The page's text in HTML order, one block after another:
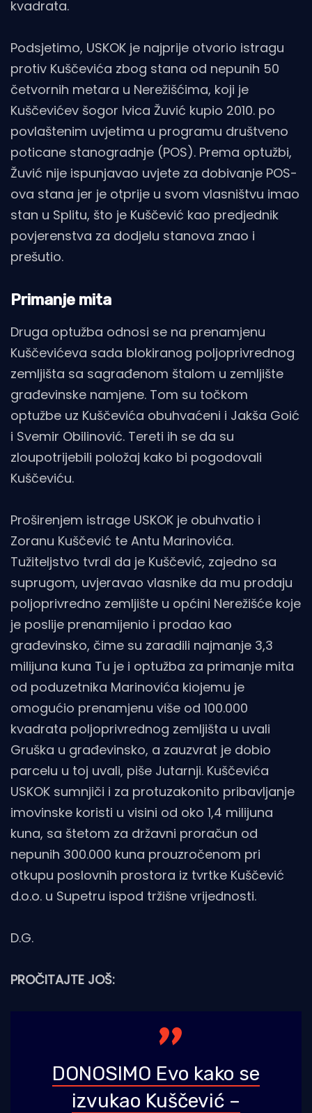
kvadrata.
Podsjetimo, USKOK je najprije otvorio istragu
protiv Kuščevića zbog stana od nepunih 50
četvornih metara u Nerežišćima, koji je
Kuščevićev šogor Ivica Žuvić kupio 2010. po
povlaštenim uvjetima u programu društveno
poticane stanogradnje (POS). Prema optužbi,
Žuvić nije ispunjavao uvjete za dobivanje POS-
ova stana jer je otprije u svom vlasništvu imao
stan u Splitu, što je Kuščević kao predjednik
povjerenstva za dodjelu stanova znao i
prešutio.
Primanje mita
Druga optužba odnosi se na prenamjenu
Kuščevićeva sada blokiranog poljoprivrednog
zemljišta sa sagrađenom štalom u zemljište
građevinske namjene. Tom su točkom
optužbe uz Kuščevića obuhvaćeni i Jakša Goić
i Svemir Obilinović. Tereti ih se da su
zloupotrijebili položaj kako bi pogodovali
Kuščeviću.
Proširenjem istrage USKOK je obuhvatio i
Zoranu Kuščević te Antu Marinovića.
Tužiteljstvo tvrdi da je Kuščević, zajedno sa
suprugom, uvjeravao vlasnike da mu prodaju
poljoprivredno zemljište u općini Nerežišće koje
je poslije prenamijenio i prodao kao
građevinsko, čime su zaradili najmanje 3,3
milijuna kuna Tu je i optužba za primanje mita
od poduzetnika Marinovića kiojemu je
omogućio prenamjenu više od 100.000
kvadrata poljoprivrednog zemljišta u uvali
Gruška u građevinsko, a zauzvrat je dobio
parcelu u toj uvali, piše Jutarnji. Kuščevića
USKOK sumnjiči i za protuzakonito pribavljanje
imovinske koristi u visini od oko 1,4 milijuna
kuna, sa štetom za državni proračun od
nepunih 300.000 kuna prouzročenom pri
otkupu poslovnih prostora iz tvrtke Kuščević
d.o.o. u Supetru ispod tržišne vrijednosti.
D.G.
PROČITAJTE JOŠ:
DONOSIMO Evo kako se
izvukao Kuščević –